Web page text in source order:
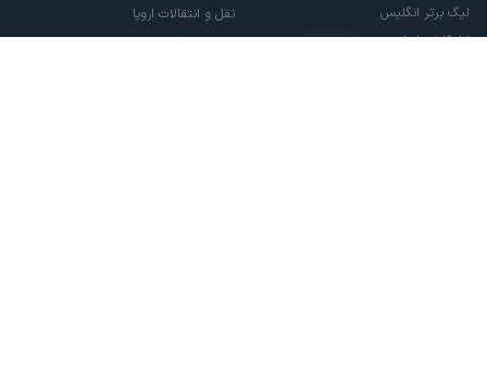
لیگ برتر انگلیس
لالیگا اسپانیا
نقل و انتقالات اروپا
نقل و انتقالات ایران